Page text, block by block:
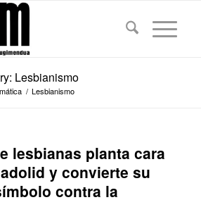
Lesbianismo
/ Lesbianismo
lesbianas planta cara
y convierte su
contra la